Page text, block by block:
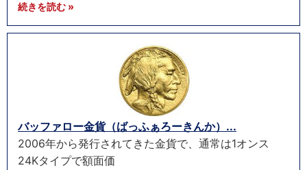
続きを読む »
バッファロー金貨（ばっふぁろーきんか）...
2006年から発行されてきた金貨で、通常は1オンス
24Kタイプで額面価